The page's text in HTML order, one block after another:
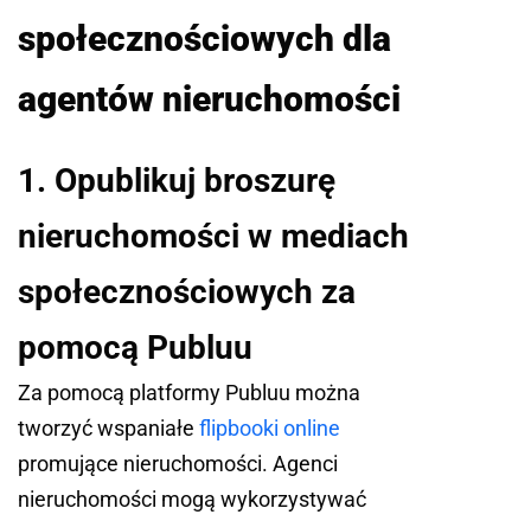
społecznościowych dla
agentów nieruchomości
1. Opublikuj broszurę
nieruchomości w mediach
społecznościowych za
pomocą Publuu
Za pomocą platformy Publuu można
tworzyć wspaniałe flipbooki online
promujące nieruchomości. Agenci
nieruchomości mogą wykorzystywać